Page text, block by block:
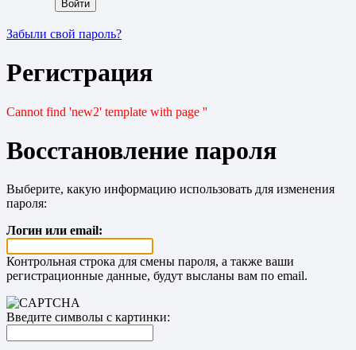
Забыли свой пароль?
Регистрация
Cannot find 'new2' template with page ''
Восстановление пароля
Выберите, какую информацию использовать для изменения
пароля:
Логин или email:
Контрольная строка для смены пароля, а также ваши
регистрационные данные, будут высланы вам по email.
Введите символы с картинки: